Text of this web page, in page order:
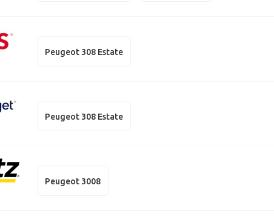
Peugeot 308 Estate
Peugeot 308 Estate
Peugeot 3008